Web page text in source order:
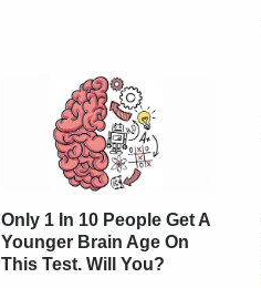
Only 1 In 10 People Get A
Younger Brain Age On
This Test. Will You?